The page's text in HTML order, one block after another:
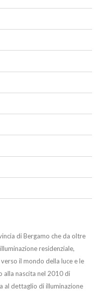
di Bergamo che da oltre
residenziale,
il mondo della luce e le
alla nascita nel 2010 di
al dettaglio di illuminazione